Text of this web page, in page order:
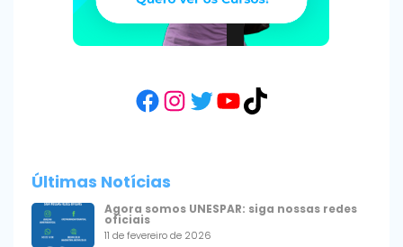
Facebook
Instagram
Twitter
YouTube
TikTok
Últimas Notícias
Agora somos UNESPAR: siga nossas redes
oficiais
11 de fevereiro de 2026